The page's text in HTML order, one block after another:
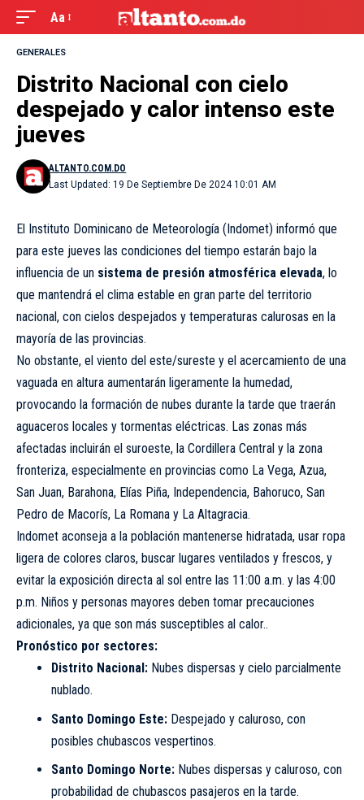
Aa
GENERALES
Distrito Nacional con cielo
despejado y calor intenso este
jueves
Last Updated: 19 De Septiembre De 2024 10:01 AM
ALTANTO.COM.DO
El Instituto Dominicano de Meteorología (Indomet) informó que
para este jueves las condiciones del tiempo estarán bajo la
influencia de un sistema de presión atmosférica elevada, lo
que mantendrá el clima estable en gran parte del territorio
nacional, con cielos despejados y temperaturas calurosas en la
mayoría de las provincias.
No obstante, el viento del este/sureste y el acercamiento de una
vaguada en altura aumentarán ligeramente la humedad,
provocando la formación de nubes durante la tarde que traerán
aguaceros locales y tormentas eléctricas. Las zonas más
afectadas incluirán el suroeste, la Cordillera Central y la zona
fronteriza, especialmente en provincias como La Vega, Azua,
San Juan, Barahona, Elías Piña, Independencia, Bahoruco, San
Pedro de Macorís, La Romana y La Altagracia.
Indomet aconseja a la población mantenerse hidratada, usar ropa
ligera de colores claros, buscar lugares ventilados y frescos, y
evitar la exposición directa al sol entre las 11:00 a.m. y las 4:00
p.m. Niños y personas mayores deben tomar precauciones
adicionales, ya que son más susceptibles al calor..
Pronóstico por sectores:
Distrito Nacional:Nubes dispersas y cielo parcialmente
nublado.
Santo Domingo Este:Despejado y caluroso, con
posibles chubascos vespertinos.
Santo Domingo Norte:Nubes dispersas y caluroso, con
probabilidad de chubascos pasajeros en la tarde.